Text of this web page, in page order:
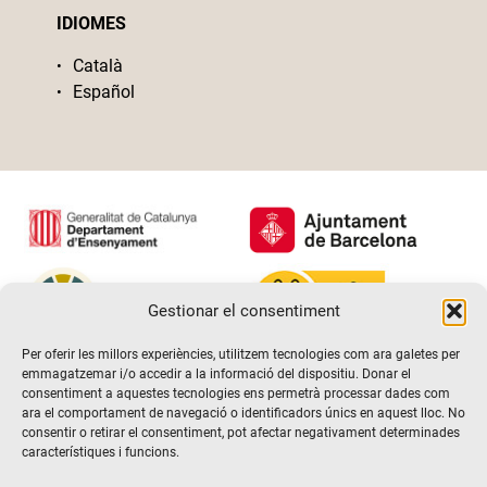
Gestionar el consentiment
Per oferir les millors experiències, utilitzem tecnologies com ara galetes per
emmagatzemar i/o accedir a la informació del dispositiu. Donar el
consentiment a aquestes tecnologies ens permetrà processar dades com
ara el comportament de navegació o identificadors únics en aquest lloc. No
consentir o retirar el consentiment, pot afectar negativament determinades
característiques i funcions.
IDIOMES
Català
Español